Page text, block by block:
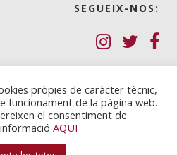
SEGUEIX-NOS:
Política de Galetes (cookies)
Política de privadesa
Nota legal i condicions d’ús
pròpies de caràcter tècnic,
funcionament de la pàgina web.
el consentiment de
AQUI